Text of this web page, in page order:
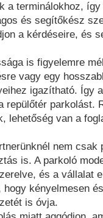
a terminálokhoz,
és segítőkész
a kérdéseire, és
is figyelemre
vagy egy
igazítható. Így
repülőtér parkolást.
lehetőség van a
nem csak
is. A parkoló
és a vállalat
kényelmesen
is óvja.